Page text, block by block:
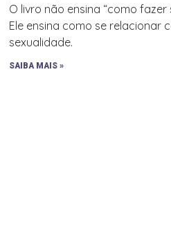
O livro não ensina “como fazer
Ele ensina como se relacionar
sexualidade.
SAIBA MAIS »